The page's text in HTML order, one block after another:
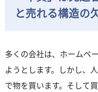
と売れる構造の
多くの会社は、ホームペ
ようとします。しかし、
で物を買います。そして